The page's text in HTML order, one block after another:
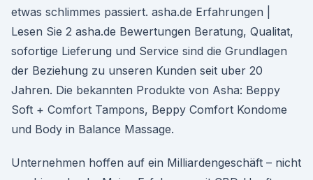
etwas schlimmes passiert. asha.de Erfahrungen |
Lesen Sie 2 asha.de Bewertungen Beratung, Qualitat,
sofortige Lieferung und Service sind die Grundlagen
der Beziehung zu unseren Kunden seit uber 20
Jahren. Die bekannten Produkte von Asha: Beppy
Soft + Comfort Tampons, Beppy Comfort Kondome
und Body in Balance Massage.
Unternehmen hoffen auf ein Milliardengeschäft – nicht